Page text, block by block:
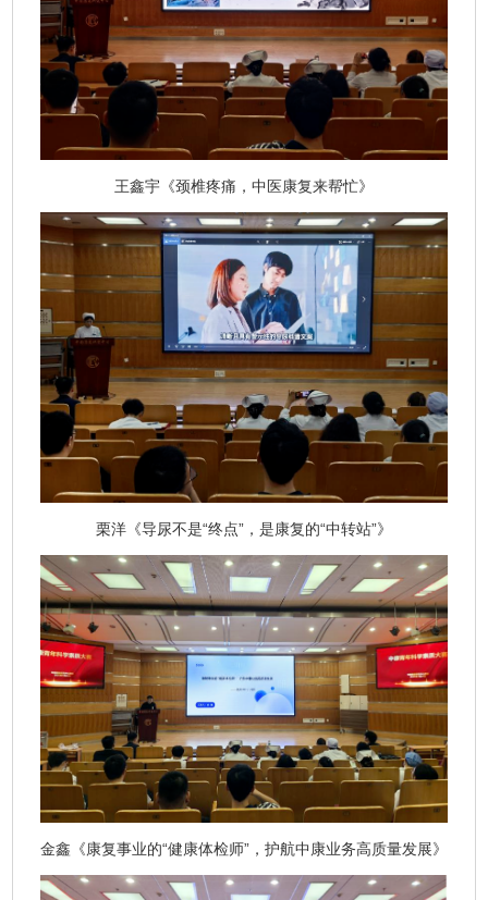
王鑫宇《颈椎疼痛，中医康复来帮忙》
栗洋《导尿不是“终点”，是康复的“中转站”》
金鑫《康复事业的“健康体检师”，护航中康业务高质量发展》